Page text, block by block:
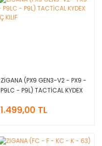
ZİGANA (PX9 GEN3-V2 - PX9 -
P9LC - P9L) TACTİCAL KYDEX
1.499,00 TL